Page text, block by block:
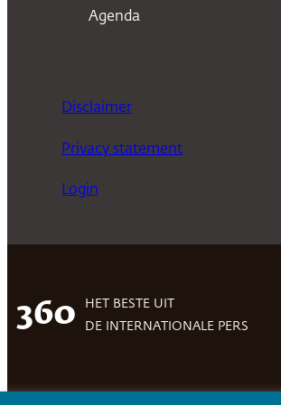
Agenda
Disclaimer
Privacy statement
Login
360
HET BESTE UIT
DE INTERNATIONALE PERS